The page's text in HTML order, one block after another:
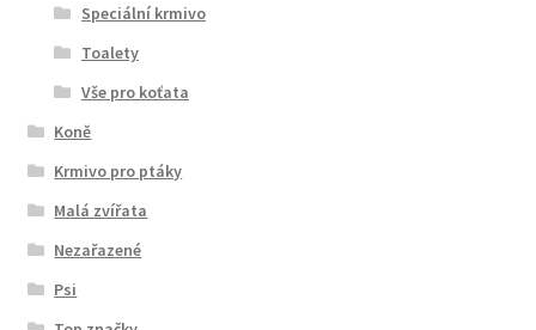
Speciální krmivo
Toalety
Vše pro koťata
Koně
Krmivo pro ptáky
Malá zvířata
Nezařazené
Psi